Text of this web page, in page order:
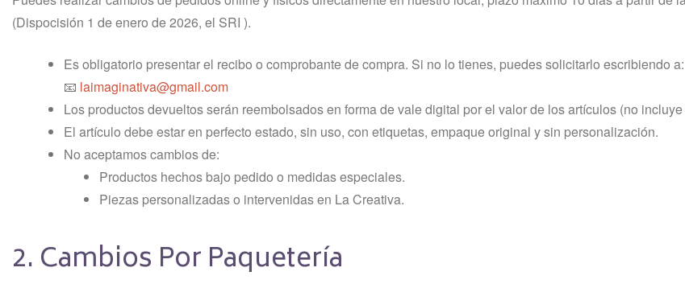
(Dispocisión 1 de enero de 2026, el SRI ).
Es obligatorio presentar el recibo o comprobante de compra. Si no lo tienes, puedes solicitarlo escribiendo a:
📧 laimaginativa@gmail.com
Los productos devueltos serán reembolsados en forma de vale digital por el valor de los artículos (no
El artículo debe estar en perfecto estado, sin uso, con etiquetas, empaque original y sin personalización.
No aceptamos cambios de:
Productos hechos bajo pedido o medidas especiales.
Piezas personalizadas o intervenidas en La Creativa.
2. Cambios Por Paquetería